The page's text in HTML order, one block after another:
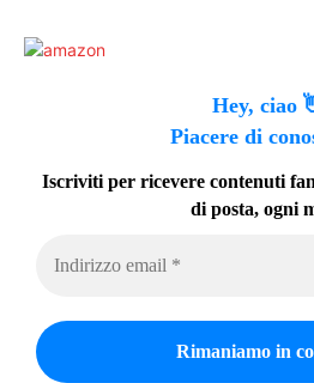
Hey, ciao
Piacere di
Iscriviti per ricevere contenuti
di posta, ogni